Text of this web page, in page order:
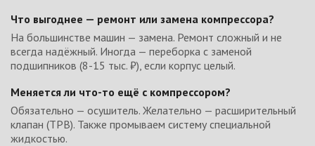
Что выгоднее — ремонт или замена компрессора?
На большинстве машин — замена. Ремонт сложный и не
всегда надёжный. Иногда — переборка с заменой
подшипников (8-15 тыс. ₽), если корпус целый.
Меняется ли что-то ещё с компрессором?
Обязательно — осушитель. Желательно — расширительный
клапан (ТРВ). Также промываем систему специальной
жидкостью.